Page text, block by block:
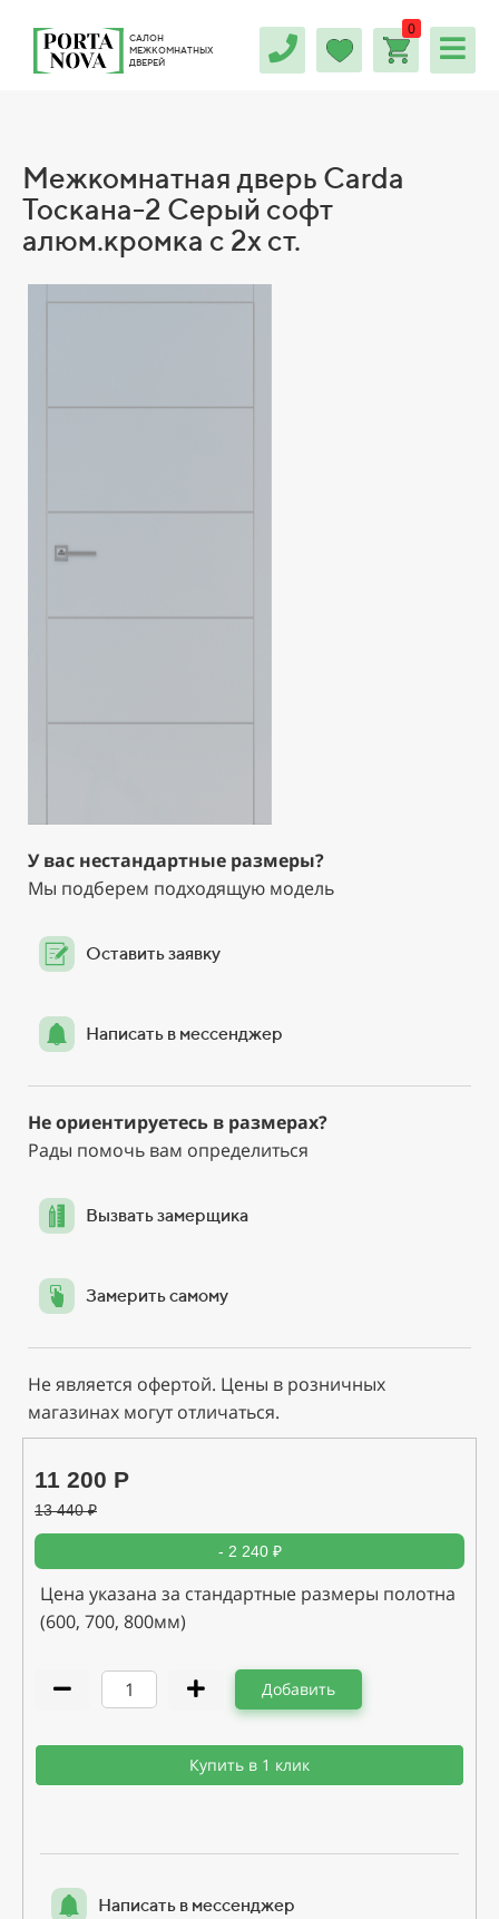
САЛОН
МЕЖКОМНАТНЫХ
ДВЕРЕЙ
0
Межкомнатная дверь Carda
Тоскана-2 Серый софт
алюм.кромка с 2х ст.
У вас нестандартные размеры?
Мы подберем подходящую модель
Оставить заявку
Написать в мессенджер
Не ориентируетесь в размерах?
Рады помочь вам определиться
Вызвать замерщика
Замерить самому
Не является офертой. Цены в розничных
магазинах могут отличаться.
11 200 Р
13 440₽
- 2 240 ₽
Цена указана за стандартные размеры полотна
(600, 700, 800мм)
Добавить
Купить в 1 клик
Написать в мессенджер